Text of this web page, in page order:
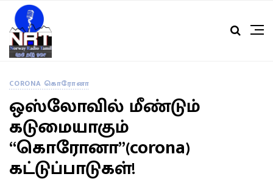
CORONA கொரோனா
ஒஸ்லோவில் மீண்டும்
கடுமையாகும்
“கொரோனா”(corona)
கட்டுப்பாடுகள்!